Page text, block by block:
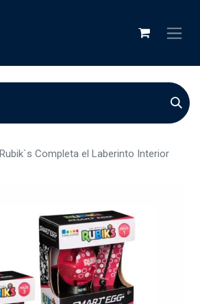
Completa el Laberinto Interior